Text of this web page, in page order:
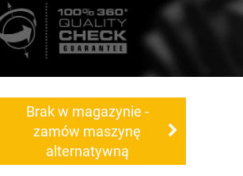
Brak w magazynie -
zamów maszynę
alternatywną